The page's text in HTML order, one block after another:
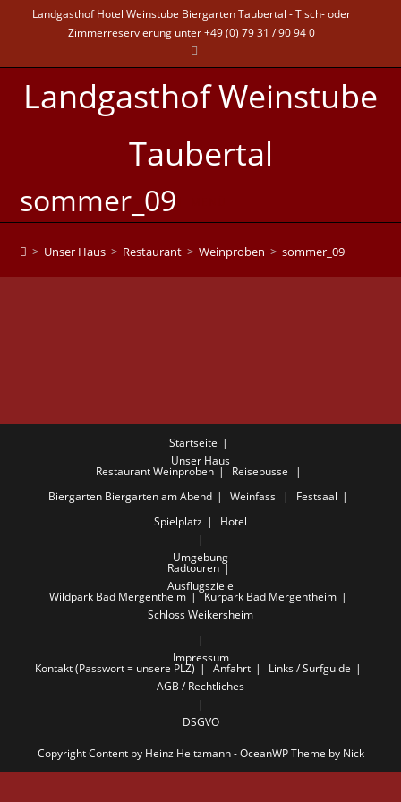
Landgasthof Hotel Weinstube Biergarten Taubertal - Tisch- oder
Zimmerreservierung unter +49 (0) 79 31 / 90 94 0
Landgasthof Weinstube
Taubertal
sommer_09
> Unser Haus > Restaurant > Weinproben > sommer_09
Startseite
Unser Haus
Restaurant Weinproben
Reisebusse
Biergarten Biergarten am Abend Weinfass
Festsaal
Spielplatz
Hotel
Umgebung
Radtouren
Ausflugsziele
Wildpark Bad Mergentheim
Kurpark Bad Mergentheim
Schloss Weikersheim
Impressum
Kontakt (Passwort = unsere PLZ) Anfahrt
Links / Surfguide
AGB / Rechtliches
DSGVO
Copyright Content by Heinz Heitzmann - OceanWP Theme by Nick